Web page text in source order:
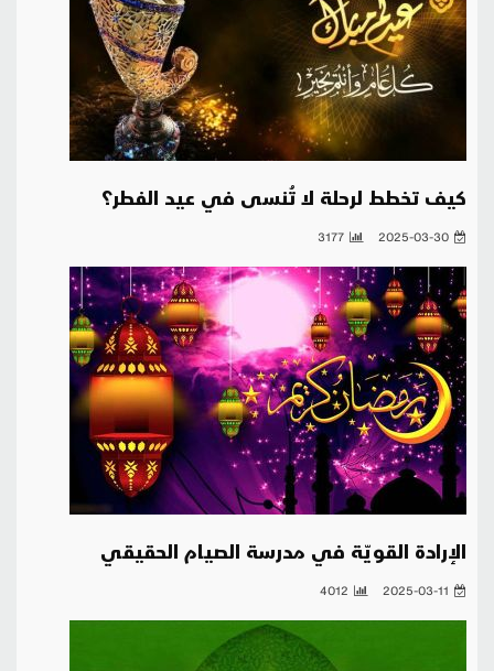
كيف تخطط لرحلة لا تُنسى في عيد الفطر؟
2025-03-30
3177
الإرادة القويّة في مدرسة الصيام الحقيقي
2025-03-11
4012